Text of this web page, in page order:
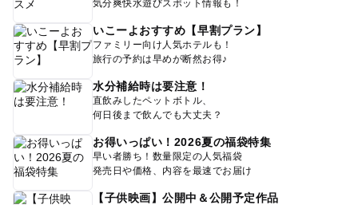
気分爽快水遊びスポット情報も！
いこーよおすすめ【早割プラン】
ファミリー向け人気ホテルも！
旅行の予約は早めが断然お得♪
水分補給時は要注意！
直飲みしたペットボトル、
何日後まで飲んでも大丈夫？
お得いっぱい！2026夏の福袋特集
早い者勝ち！数量限定の人気福袋
発売日や価格、内容を最速でお届け
【子供映画】公開中＆公開予定作品